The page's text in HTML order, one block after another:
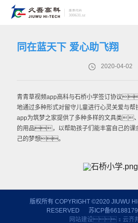
同在蓝天下 爱心助飞翔
2020-04-02
青青草视频app高科与石桥小学签订协议
地通过多种形式对留守儿童进行心灵关爱
app为筑梦之家提供了多种多样的文具类
的用品，以帮助孩子们能丰富自己的
己的梦想。
版权所有 COPYRIGHT ©2020 JIUWU
RESERVED
苏ICP备
网站建设： 云齐